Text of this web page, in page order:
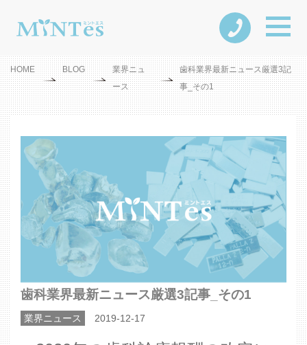
HOME BLOG
業界ニュ
ース
歯科業界最新ニュース厳選3記
事_その1
歯科業界最新ニュース厳選3記事_その1
業界ニュース 2019-12-17